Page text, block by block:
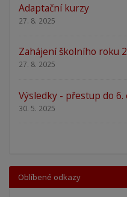
Adaptační kurzy
27. 8. 2025
Zahájení školního roku
27. 8. 2025
Výsledky - přestup do 6.
30. 5. 2025
Oblíbené odkazy